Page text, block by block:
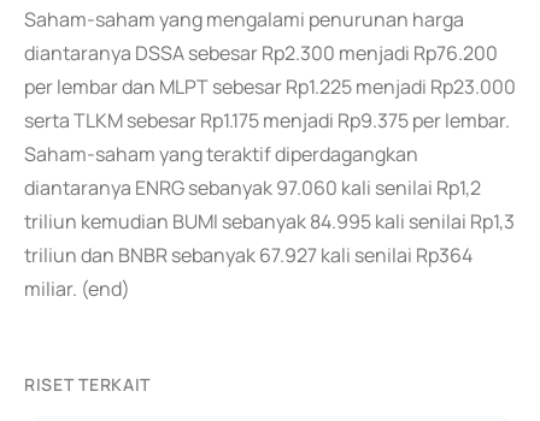
Saham-saham yang mengalami penurunan harga
diantaranya DSSA sebesar Rp2.300 menjadi Rp76.200
per lembar dan MLPT sebesar Rp1.225 menjadi Rp23.000
serta TLKM sebesar Rp1.175 menjadi Rp9.375 per lembar.
Saham-saham yang teraktif diperdagangkan
diantaranya ENRG sebanyak 97.060 kali senilai Rp1,2
triliun kemudian BUMI sebanyak 84.995 kali senilai Rp1,3
triliun dan BNBR sebanyak 67.927 kali senilai Rp364
miliar. (end)
RISET TERKAIT